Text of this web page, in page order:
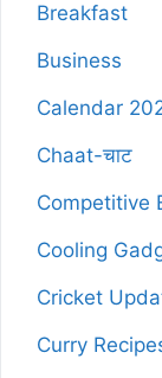
Breakfast
Business
Calendar
Chaat-चाट
Competitive
Cooling
Cricket
Curry